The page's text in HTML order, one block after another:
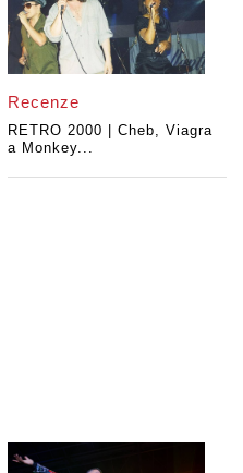
Recenze
RETRO 2000 | Cheb, Viagra
a Monkey...